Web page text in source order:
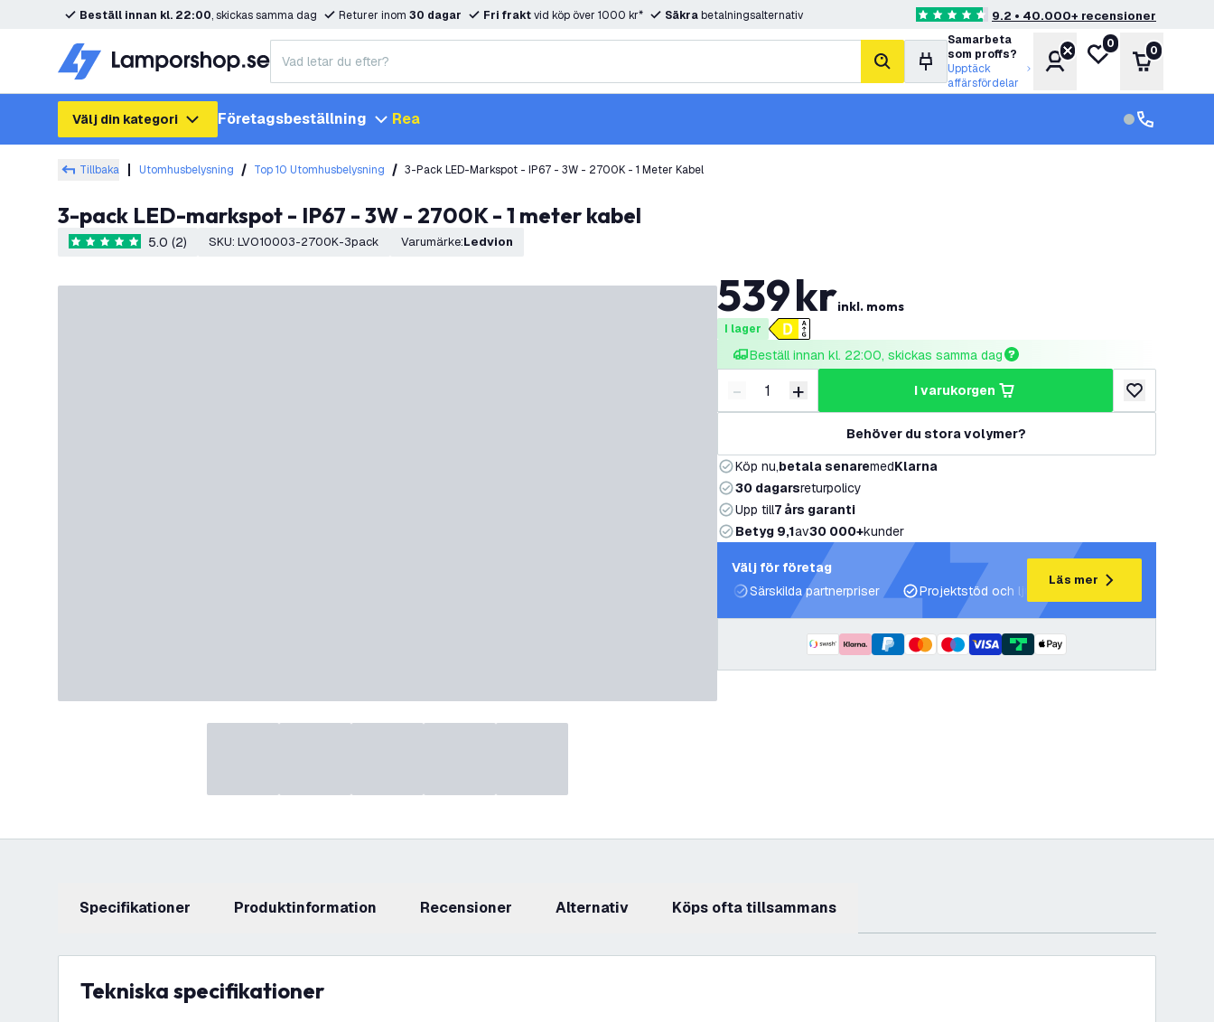
Beställ innan kl. 22:00, skickas samma dag Returer inom 30 dagar Fri fraktvid köp över 1000 kr* Säkrabetalningsalternativ 4.6 stjärnbetyg9.2 • 40.000+ recensioner
sök
Samarbeta
som proffs?
Upptäck
affärsfördelar
KontoMin önskelista
0
Varukorg
0
Välj din kategori Företagsbeställning Rea kundservice
kundservice
Tillbaka Utomhusbelysning Top 10 Utomhusbelysning 3-Pack LED-Markspot - IP67 - 3W - 2700K - 1 Meter Kabel
3-pack LED-markspot - IP67 - 3W - 2700K - 1 meter kabel
5 stjärnbetyg 5.0 (2) SKU: LVO10003-2700K-3pack Varumärke: Ledvion
539krinkl. moms
I lager
Beställ innan kl. 22:00, skickas samma dag
Minska antal
- Öka antal
+ i varukorgen
lägg till i
Behöver du stora volymer?
Köp nu,betala senaremedKlarna
30 dagarsreturpolicy
Upp till7 års garanti
Betyg 9,1av30 000+kunder
Välj för företag
Särskilda partnerpriser
Projektstöd och ljusplaner
Läs mer
Specifikationer produktinformation recensioner Alternativ Köps ofta tillsammans
Tekniska specifikationer